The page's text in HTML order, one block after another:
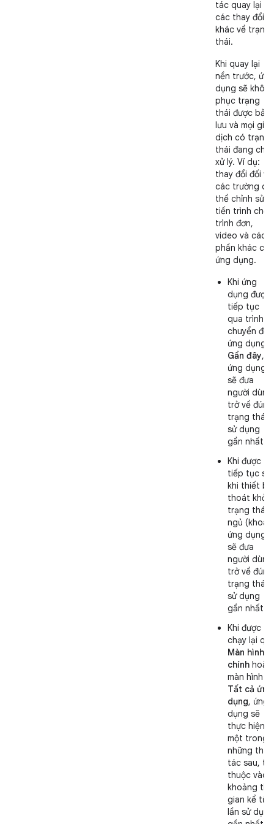
tác quay lại và
các thay đổi
khác về trạng
thái.
Khi quay lại
nền trước, ứng
dụng sẽ khôi
phục trạng
thái được bảo
lưu và mọi giao
dịch có trạng
thái đang chờ
xử lý. Ví dụ:
thay đổi đối với
các trường có
thể chỉnh sửa,
tiến trình chơi,
trình đơn,
video và các
phần khác của
ứng dụng.
Khi ứng
dụng được
tiếp tục
qua trình
chuyển đổi
ứng dụng
Gần đây,
ứng dụng
sẽ đưa
người dùng
trở về đúng
trạng thái
sử dụng
gần nhất.
Khi được
tiếp tục
khi thiết bị
thoát khỏi
trạng thái
ngủ (khoá),
ứng dụng
sẽ đưa
người dùng
trở về đúng
trạng thái
sử dụng
gần nhất.
Khi được
chạy lại
Màn hình
chính hoặc
màn hình
Tất cả ứng
dụng, ứng
dụng sẽ
thực hiện
một trong
những thao
tác sau,
thuộc vào
khoảng
gian kể từ
lần sử dụng